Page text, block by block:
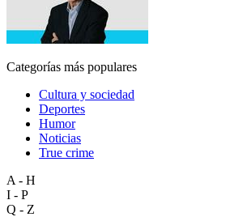
Categorías más populares
Cultura y sociedad
Deportes
Humor
Noticias
True crime
A - H
I - P
Q - Z